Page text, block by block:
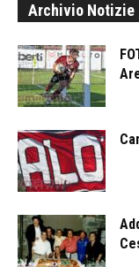
Archivio Notizie